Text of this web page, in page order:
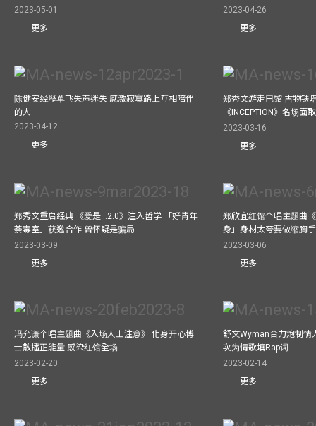
2023-05-01
更多
2023-04-26
更多
陈健安经歷单飞失声迷失 感激寂寞路上互相陪伴
的人
2023-04-12
更多
郑秀文游走巴黎 古物铁
《INCEPTION》名场面
2023-03-16
更多
郑秀文重启经典 《爱是...2.0》注入哲学 「好青年
荼毒室」获邀合作 曾怀疑是骗局
2023-03-09
更多
郑欣宜红馆个唱主题曲
身」身材太夸要做缩胸
2023-03-06
更多
冯允谦个唱主题曲《入场人士注意》 化身开心博
士散播正能量 感染红馆全场
2023-02-20
更多
舒文Wyman合力炮制情
次为情歌填Rap词
2023-02-14
更多